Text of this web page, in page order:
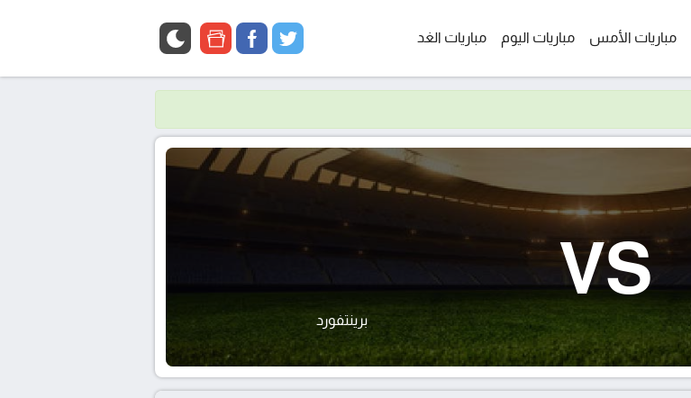
مباريات الأمس مباريات اليوم مباريات الغد twitter
facebook
google
VS
برينتفورد